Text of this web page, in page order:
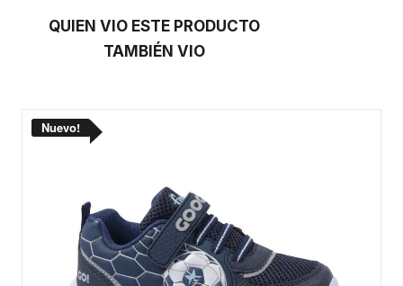
QUIEN VIO ESTE PRODUCTO
TAMBIÉN VIO